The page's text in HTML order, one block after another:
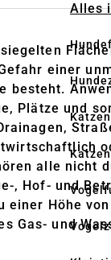
Alles
einer
besteht.
Plätze und
alle nicht
, Hof- und
einer Höhe
Gas- und